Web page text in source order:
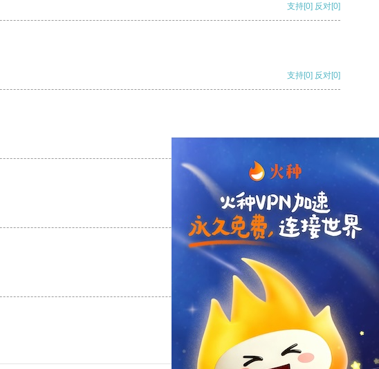
支持[0] 反对[0]
支持[0] 反对[0]
支持 [0] 反对 [0]
支持